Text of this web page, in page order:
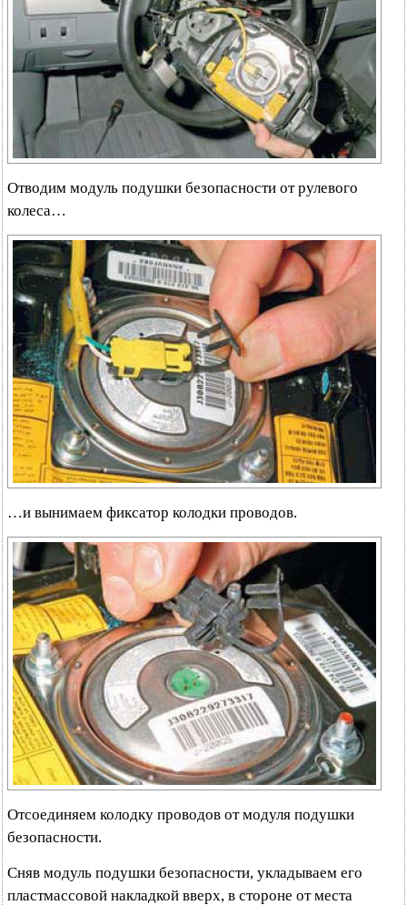
Отводим модуль подушки безопасности от рулевого
колеса…
…и вынимаем фиксатор колодки проводов.
Отсоединяем колодку проводов от модуля подушки
безопасности.
Сняв модуль подушки безопасности, укладываем его
пластмассовой накладкой вверх, в стороне от места